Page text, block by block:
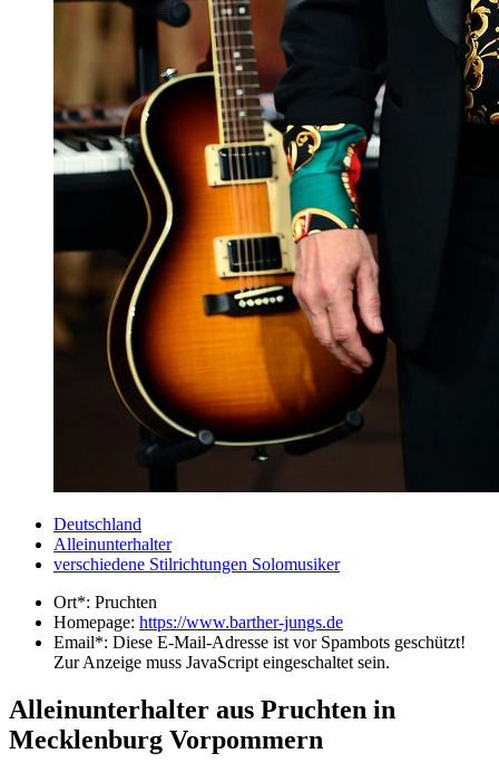
Deutschland
Alleinunterhalter
verschiedene Stilrichtungen Solomusiker
Ort*: Pruchten
Homepage: https://www.barther-jungs.de
Email*: Diese E-Mail-Adresse ist vor Spambots geschützt!
Zur Anzeige muss JavaScript eingeschaltet sein.
Alleinunterhalter aus Pruchten in
Mecklenburg Vorpommern